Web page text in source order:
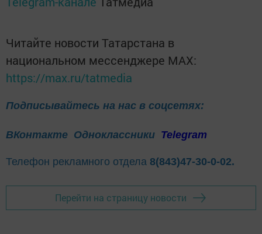
Читайте новости Татарстана в
национальном мессенджере MАХ:
https://max.ru/tatmedia
Подписывайтесь на нас в соцсетях:
ВКонтакте Одноклассники Telegram
Телефон рекламного отдела 8(843)47-30-0-02.
Перейти на страницу новости